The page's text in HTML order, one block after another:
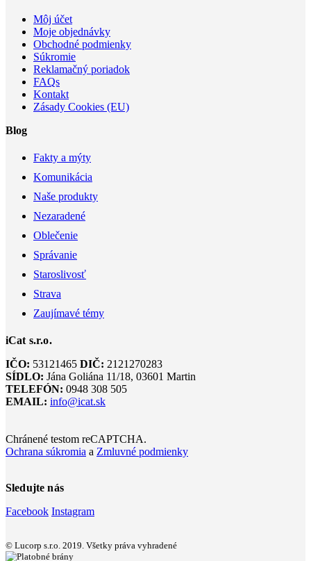
Môj účet
Moje objednávky
Obchodné podmienky
Súkromie
Reklamačný poriadok
FAQs
Kontakt
Zásady Cookies (EU)
Blog
Fakty a mýty
Komunikácia
Naše produkty
Nezaradené
Oblečenie
Správanie
Staroslivosť
Strava
Zaujímavé témy
iCat s.r.o.
IČO: 53121465 DIČ: 2121270283
SÍDLO: Jána Goliána 11/18, 03601 Martin
TELEFÓN: 0948 308 505
EMAIL: info@icat.sk
Chránené testom reCAPTCHA.
Ochrana súkromia a Zmluvné podmienky
Sledujte nás
Facebook Instagram
© Lucorp s.r.o. 2019. Všetky práva vyhradené